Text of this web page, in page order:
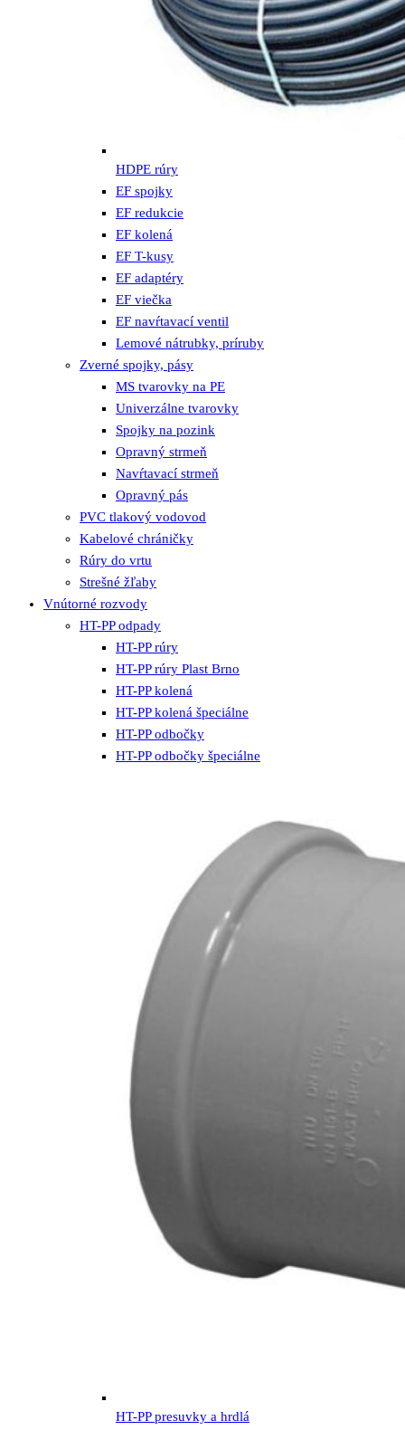
HDPE rúry
EF spojky
EF redukcie
EF kolená
EF T-kusy
EF adaptéry
EF viečka
EF navŕtavací ventil
Lemové nátrubky, príruby
Zverné spojky, pásy
MS tvarovky na PE
Univerzálne tvarovky
Spojky na pozink
Opravný strmeň
Navŕtavací strmeň
Opravný pás
PVC tlakový vodovod
Kabelové chráničky
Rúry do vrtu
Strešné žľaby
Vnútorné rozvody
HT-PP odpady
HT-PP rúry
HT-PP rúry Plast Brno
HT-PP kolená
HT-PP kolená špeciálne
HT-PP odbočky
HT-PP odbočky špeciálne
HT-PP presuvky a hrdlá